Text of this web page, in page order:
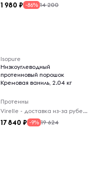
1 980 -86% 14 200
Isopure
Низкоуглеводный
протеиновый порошок
Кремовая ваниль, 2.04 кг
Протеины
Virelle - доставка из-за рубежа
17 840 -9% 19 624